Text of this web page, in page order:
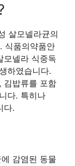
살모넬라균의
식품의약품안
모넬라 식중독
하였습니다.
김밥류를 포함
다. 특히나
다.
감염된 동물